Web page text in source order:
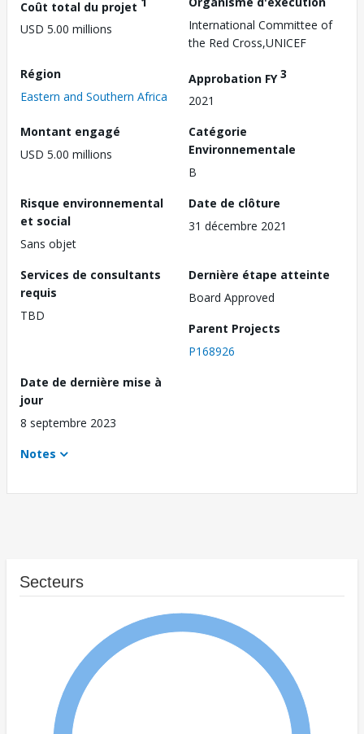
Coût total du projet
USD 5.00 millions
International Committee of
the Red Cross,UNICEF
Région
Eastern and Southern Africa
Approbation FY3
2021
Montant engagé
USD 5.00 millions
Catégorie
Environnementale
B
Risque environnemental
et social
Sans objet
Date de clôture
31 décembre 2021
Services de consultants
requis
TBD
Dernière étape atteinte
Board Approved
Parent Projects
P168926
Date de dernière mise à
jour
8 septembre 2023
Notes
Secteurs